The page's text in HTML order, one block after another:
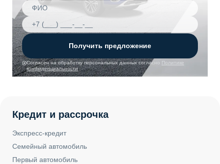
Получить предложение
Согласен на обработку персональных данных согласно Политике
конфиденциальности
Кредит и рассрочка
Экспресс-кредит
Семейный автомобиль
Первый автомобиль